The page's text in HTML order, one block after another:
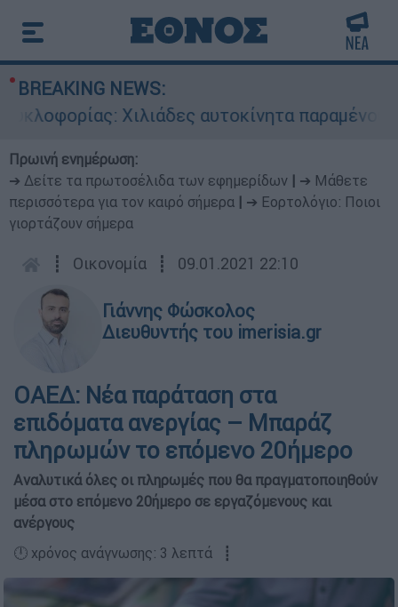
BREAKING NEWS:
Χιλιάδες αυτοκίνητα παραμένουν
Πρωινή ενημέρωση:
➔ Δείτε τα πρωτοσέλιδα των εφημερίδων
➔ Μάθετε
περισσότερα για τον καιρό σήμερα
➔ Εορτολόγιο: Ποιοι
γιορτάζουν σήμερα
┋ Οικονομία ┋ 09.01.2021 22:10
Γιάννης Φώσκολος
Διευθυντής του imerisia.gr
ΟΑΕΔ: Νέα παράταση στα
επιδόματα ανεργίας – Μπαράζ
πληρωμών το επόμενο 20ήμερο
Αναλυτικά όλες οι πληρωμές που θα πραγματοποιηθούν
μέσα στο επόμενο 20ήμερο σε εργαζόμενους και
ανέργους
🕛 χρόνος ανάγνωσης: 3 λεπτά ┋